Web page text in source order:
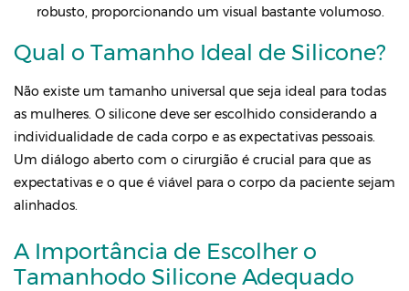
robusto, proporcionando um visual bastante volumoso.
Qual o Tamanho Ideal de Silicone?
Não existe um tamanho universal que seja ideal para todas
as mulheres. O silicone deve ser escolhido considerando a
individualidade de cada corpo e as expectativas pessoais.
Um diálogo aberto com o cirurgião é crucial para que as
expectativas e o que é viável para o corpo da paciente sejam
alinhados.
A Importância de Escolher o
Tamanhodo Silicone Adequado